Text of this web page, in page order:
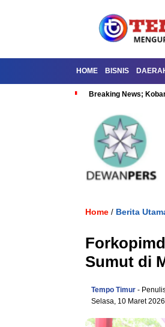
HOME BISNIS
Breaking News;
Home / Berita
Sumut di
Tempo Timur -
Selasa, 10 Maret 2026